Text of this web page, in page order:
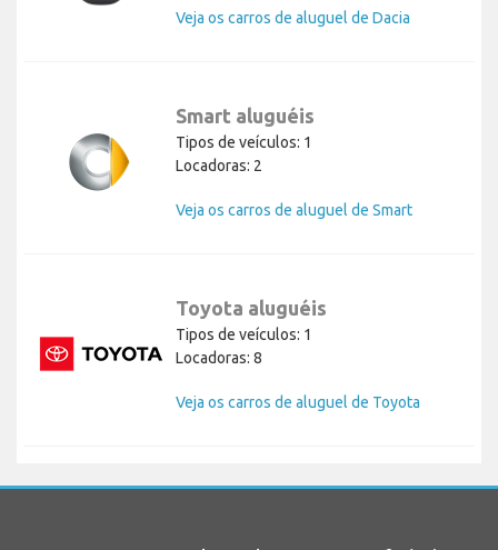
Veja os carros de aluguel de Dacia
Smart aluguéis
Tipos de veículos: 1
Locadoras: 2
Veja os carros de aluguel de Smart
Toyota aluguéis
Tipos de veículos: 1
Locadoras: 8
Veja os carros de aluguel de Toyota